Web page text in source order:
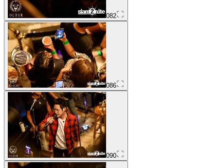
082
086
090